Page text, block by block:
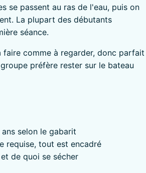
se passent au ras de l'eau, puis on
La plupart des débutants
séance.
faire comme à regarder, donc parfait
préfère rester sur le bateau
selon le gabarit
requise, tout est encadré
de quoi se sécher